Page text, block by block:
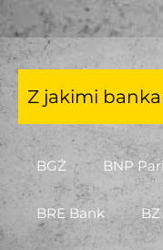
Z jakimi
BGŻ BNP
BRE Bank